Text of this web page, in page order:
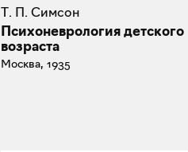
Т. П. Симсон
Психоневрология детского
возраста
Москва, 1935